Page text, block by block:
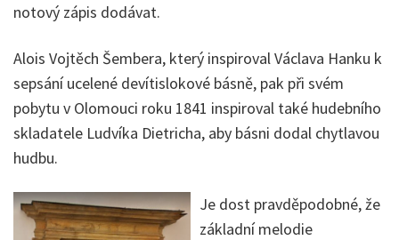
notový zápis dodávat.
Alois Vojtěch Šembera, který inspiroval Václava Hanku k
sepsání ucelené devítislokové básně, pak při svém
pobytu v Olomouci roku 1841 inspiroval také hudebního
skladatele Ludvíka Dietricha, aby básni dodal chytlavou
hudbu.
Je dost pravděpodobné, že
základní melodie